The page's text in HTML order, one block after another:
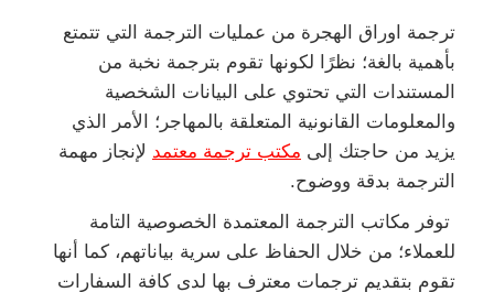
ترجمة اوراق الهجرة من عمليات الترجمة التي تتمتع
بأهمية بالغة؛ نظرًا لكونها تقوم بترجمة نخبة من
المستندات التي تحتوي على البيانات الشخصية
والمعلومات القانونية المتعلقة بالمهاجر؛ الأمر الذي
يزيد من حاجتك إلى مكتب ترجمة معتمد لإنجاز مهمة
الترجمة بدقة ووضوح.
توفر مكاتب الترجمة المعتمدة الخصوصية التامة
للعملاء؛ من خلال الحفاظ على سرية بياناتهم، كما أنها
تقوم بتقديم ترجمات معترف بها لدى كافة السفارات